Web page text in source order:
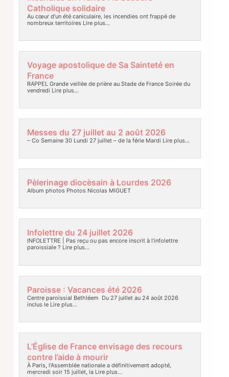
Catholique solidaire
Au cœur d’un été caniculaire, les incendies ont frappé de
nombreux territoires Lire plus…
Voyage apostolique de Sa Sainteté en
France
RAPPEL Grande veillée de prière au Stade de France Soirée du
vendredi Lire plus…
Messes du 27 juillet au 2 août 2026
– Co Semaine 30 Lundi 27 juillet – de la férie Mardi Lire plus…
Pèlerinage diocèsain à Lourdes 2026
Album photos Photos Nicolas MIGUET
Infolettre du 24 juillet 2026
INFOLETTRE | Pas reçu ou pas encore inscrit à l’infolettre
paroissiale ? Lire plus…
Paroisse : Vacances été 2026
Centre paroissial Bethléem Du 27 juillet au 24 août 2026
inclus leLire plus…
L’Église de France envisage des recours
contre l’aide à mourir
À Paris, l’Assemblée nationale a définitivement adopté,
mercredi soir 15 juillet, laLire plus…